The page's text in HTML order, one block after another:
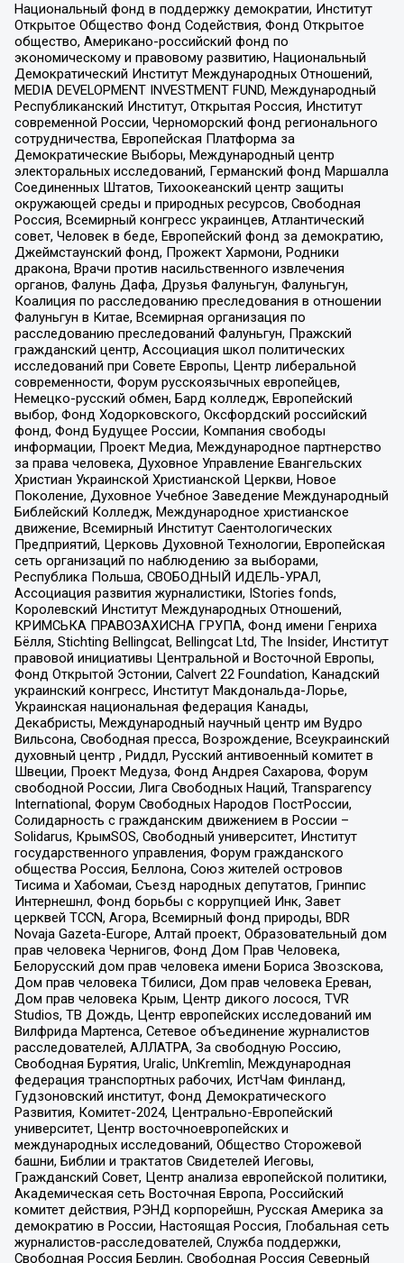
Национальный фонд в поддержку демократии, Институт
Открытое Общество Фонд Содействия, Фонд Открытое
общество, Американо-российский фонд по
экономическому и правовому развитию, Национальный
Демократический Институт Международных Отношений,
MEDIA DEVELOPMENT INVESTMENT FUND, Международный
Республиканский Институт, Открытая Россия, Институт
современной России, Черноморский фонд регионального
сотрудничества, Европейская Платформа за
Демократические Выборы, Международный центр
электоральных исследований, Германский фонд Маршалла
Соединенных Штатов, Тихоокеанский центр защиты
окружающей среды и природных ресурсов, Свободная
Россия, Всемирный конгресс украинцев, Атлантический
совет, Человек в беде, Европейский фонд за демократию,
Джеймстаунский фонд, Прожект Хармони, Родники
дракона, Врачи против насильственного извлечения
органов, Фалунь Дафа, Друзья Фалуньгун, Фалуньгун,
Коалиция по расследованию преследования в отношении
Фалуньгун в Китае, Всемирная организация по
расследованию преследований Фалуньгун, Пражский
гражданский центр, Ассоциация школ политических
исследований при Совете Европы, Центр либеральной
современности, Форум русскоязычных европейцев,
Немецко-русский обмен, Бард колледж, Европейский
выбор, Фонд Ходорковского, Оксфордский российский
фонд, Фонд Будущее России, Компания свободы
информации, Проект Медиа, Международное партнерство
за права человека, Духовное Управление Евангельских
Христиан Украинской Христианской Церкви, Новое
Поколение, Духовное Учебное Заведение Международный
Библейский Колледж, Международное христианское
движение, Всемирный Институт Саентологических
Предприятий, Церковь Духовной Технологии, Европейская
сеть организаций по наблюдению за выборами,
Республика Польша, СВОБОДНЫЙ ИДЕЛЬ-УРАЛ,
Ассоциация развития журналистики, IStories fonds,
Королевский Институт Международных Отношений,
КРИМСЬКА ПРАВОЗАХИСНА ГРУПА, Фонд имени Генриха
Бёлля, Stichting Bellingcat, Bellingcat Ltd, The Insider, Институт
правовой инициативы Центральной и Восточной Европы,
Фонд Открытой Эстонии, Calvert 22 Foundation, Канадский
украинский конгресс, Институт Макдональда-Лорье,
Украинская национальная федерация Канады,
Декабристы, Международный научный центр им Вудро
Вильсона, Свободная пресса, Возрождение, Всеукраинский
духовный центр , Риддл, Русский антивоенный комитет в
Швеции, Проект Медуза, Фонд Андрея Сахарова, Форум
свободной России, Лига Свободных Наций, Transparеncy
International, Форум Свободных Народов ПостРоссии,
Солидарность с гражданским движением в России –
Solidarus, КрымSOS, Свободный университет, Институт
государственного управления, Форум гражданского
общества Россия, Беллона, Союз жителей островов
Тисима и Хабомаи, Съезд народных депутатов, Гринпис
Интернешнл, Фонд борьбы с коррупцией Инк, Завет
церквей TCCN, Агора, Всемирный фонд природы, BDR
Novaja Gazeta-Europe, Алтай проект, Образовательный дом
прав человека Чернигов, Фонд Дом Прав Человека,
Белорусский дом прав человека имени Бориса Звозскова,
Дом прав человека Тбилиси, Дом прав человека Ереван,
Дом прав человека Крым, Центр дикого лосося, TVR
Studios, ТВ Дождь, Центр европейских исследований им
Вилфрида Мартенса, Сетевое объединение журналистов
расследователей, АЛЛАТРА, За свободную Россию,
Свободная Бурятия, Uralic, UnKremlin, Международная
федерация транспортных рабочих, ИстЧам Финланд,
Гудзоновский институт, Фонд Демократического
Развития, Комитет-2024, Центрально-Европейский
университет, Центр восточноевропейских и
международных исследований, Общество Сторожевой
башни, Библии и трактатов Свидетелей Иеговы,
Гражданский Совет, Центр анализа европейской политики,
Академическая сеть Восточная Европа, Российский
комитет действия, РЭНД корпорейшн, Русская Америка за
демократию в России, Настоящая Россия, Глобальная сеть
журналистов-расследователей, Служба поддержки,
Свободная Россия Берлин, Свободная Россия Северный